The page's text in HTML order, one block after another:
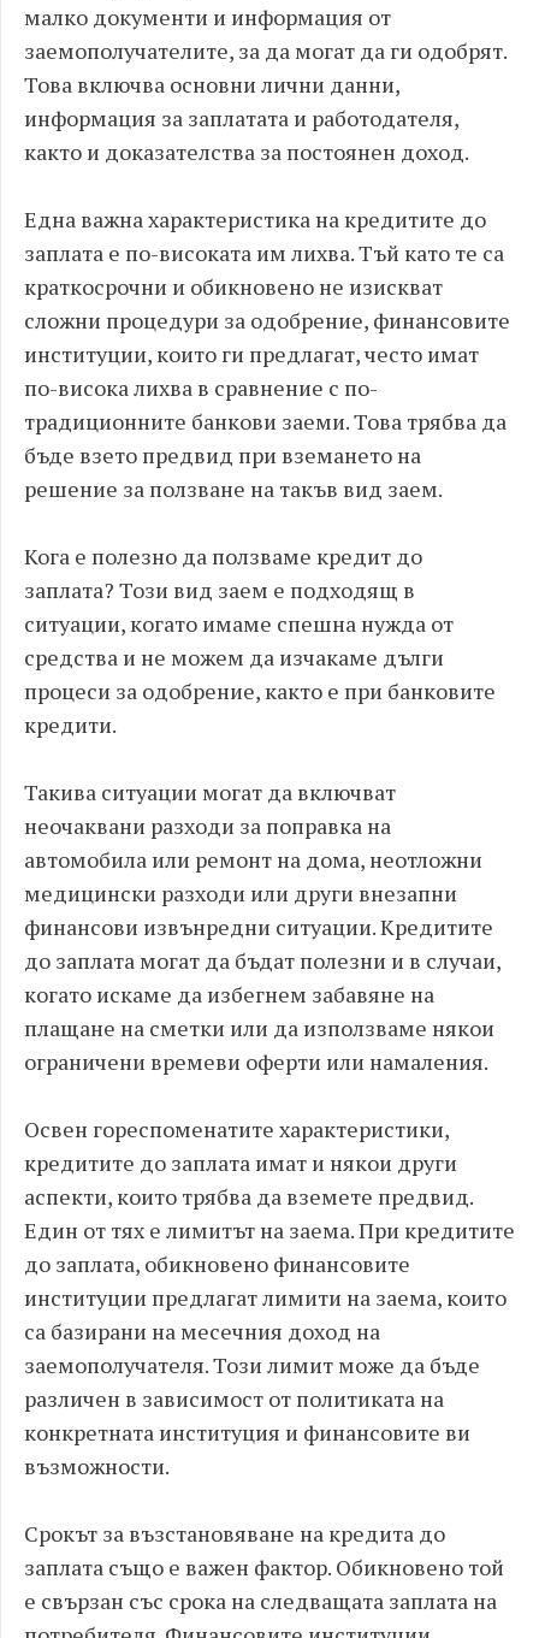
малко документи и информация от
заемополучателите, за да могат да ги одобрят.
Това включва основни лични данни,
информация за заплатата и работодателя,
както и доказателства за постоянен доход.
Една важна характеристика на кредитите до
заплата е по-високата им лихва. Тъй като те са
краткосрочни и обикновено не изискват
сложни процедури за одобрение, финансовите
институции, които ги предлагат, често имат
по-висока лихва в сравнение с по-
традиционните банкови заеми. Това трябва да
бъде взето предвид при вземането на
решение за ползване на такъв вид заем.
Кога е полезно да ползваме кредит до
заплата? Този вид заем е подходящ в
ситуации, когато имаме спешна нужда от
средства и не можем да изчакаме дълги
процеси за одобрение, както е при банковите
кредити.
Такива ситуации могат да включват
неочаквани разходи за поправка на
автомобила или ремонт на дома, неотложни
медицински разходи или други внезапни
финансови извънредни ситуации. Кредитите
до заплата могат да бъдат полезни и в случаи,
когато искаме да избегнем забавяне на
плащане на сметки или да използваме някои
ограничени времеви оферти или намаления.
Освен гореспоменатите характеристики,
кредитите до заплата имат и някои други
аспекти, които трябва да вземете предвид.
Един от тях е лимитът на заема. При кредитите
до заплата, обикновено финансовите
институции предлагат лимити на заема, които
са базирани на месечния доход на
заемополучателя. Този лимит може да бъде
различен в зависимост от политиката на
конкретната институция и финансовите ви
възможности.
Срокът за възстановяване на кредита до
заплата също е важен фактор. Обикновено той
е свързан със срока на следващата заплата на